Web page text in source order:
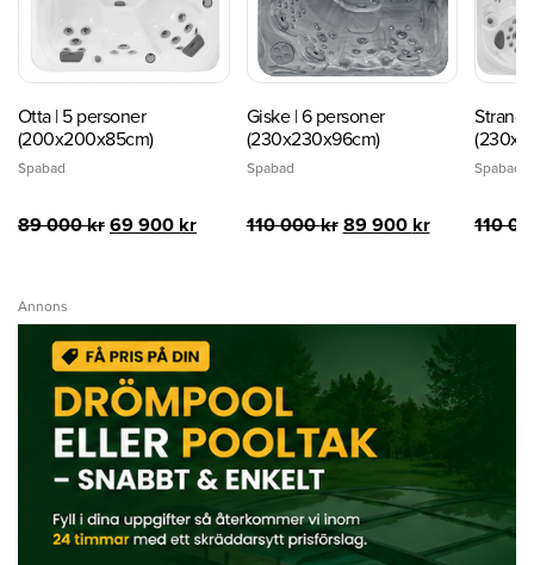
Otta | 5 personer
(200x200x85cm)
Spabad
89 000kr Det
000 kr.
69 900 krDet
900 kr.
Giske | 6 personer
(230x230x96cm)
Spabad
110 000kr Det
000 kr.
89 900 krDet
900 kr.
Spabad
110
Annons